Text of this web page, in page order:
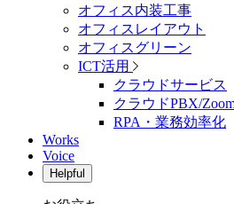
オフィス内装工事
オフィスレイアウト
オフィスグリーン
ICT活用
クラウドサービス
クラウドPBX/
RPA・業務効率化
Works
Voice
Helpful